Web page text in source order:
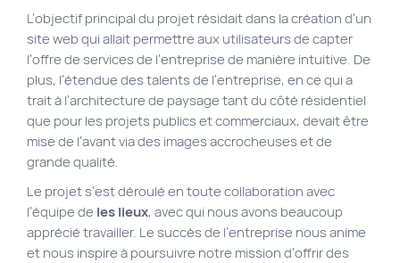
40 rue Jean-Talon E., Montreal
514 278-7575
L’objectif principal du projet résidait dans la création d’un
site web qui allait permettre aux utilisateurs de capter
l’offre de services de l’entreprise de manière intuitive. De
plus, l’étendue des talents de l’entreprise, en ce qui a
trait à l’architecture de paysage tant du côté résidentiel
que pour les projets publics et commerciaux, devait être
mise de l’avant via des images accrocheuses et de
grande qualité.
Le projet s’est déroulé en toute collaboration avec
l’équipe de les lieux, avec qui nous avons beaucoup
apprécié travailler. Le succès de l’entreprise nous anime
et nous inspire à poursuivre notre mission d’offrir des